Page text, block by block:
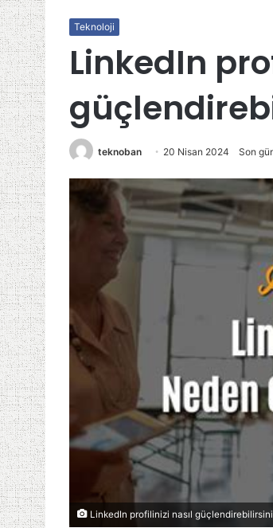
Teknoloji
LinkedIn
teknoban 20 Nisan 2024 Son
LinkedIn profilinizi nasıl